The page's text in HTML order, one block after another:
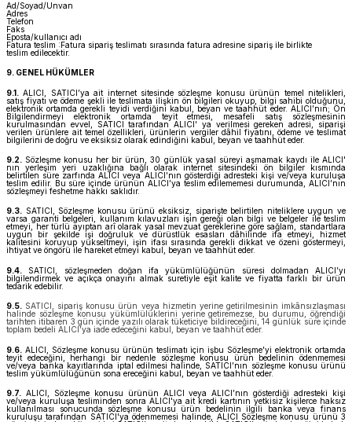
Ad/Soyad/Unvan
Adres
Telefon
Faks
Eposta/kullanıcı adı
Fatura teslim :Fatura sipariş teslimatı sırasında fatura adresine sipariş ile birlikte
teslim edilecektir.
9. GENEL HÜKÜMLER
9.1. ALICI, SATICI’ya ait internet sitesinde sözleşme konusu ürünün temel nitelikleri,
satış fiyatı ve ödeme şekli ile teslimata ilişkin ön bilgileri okuyup, bilgi sahibi olduğunu,
elektronik ortamda gerekli teyidi verdiğini kabul, beyan ve taahhüt eder. ALICI’nın; Ön
Bilgilendirmeyi elektronik ortamda teyit etmesi, mesafeli satış sözleşmesinin
kurulmasından evvel, SATICI tarafından ALICI' ya verilmesi gereken adresi, siparişi
verilen ürünlere ait temel özellikleri, ürünlerin vergiler dâhil fiyatını, ödeme ve teslimat
bilgilerini de doğru ve eksiksiz olarak edindiğini kabul, beyan ve taahhüt eder.
9.2. Sözleşme konusu her bir ürün, 30 günlük yasal süreyi aşmamak kaydı ile ALICI'
nın yerleşim yeri uzaklığına bağlı olarak internet sitesindeki ön bilgiler kısmında
belirtilen süre zarfında ALICI veya ALICI’nın gösterdiği adresteki kişi ve/veya kuruluşa
teslim edilir. Bu süre içinde ürünün ALICI’ya teslim edilememesi durumunda, ALICI’nın
sözleşmeyi feshetme hakkı saklıdır.
9.3. SATICI, Sözleşme konusu ürünü eksiksiz, siparişte belirtilen niteliklere uygun ve
varsa garanti belgeleri, kullanım kılavuzları işin gereği olan bilgi ve belgeler ile teslim
etmeyi, her türlü ayıptan arî olarak yasal mevzuat gereklerine göre sağlam, standartlara
uygun bir şekilde işi doğruluk ve dürüstlük esasları dâhilinde ifa etmeyi, hizmet
kalitesini koruyup yükseltmeyi, işin ifası sırasında gerekli dikkat ve özeni göstermeyi,
ihtiyat ve öngörü ile hareket etmeyi kabul, beyan ve taahhüt eder.
9.4. SATICI, sözleşmeden doğan ifa yükümlülüğünün süresi dolmadan ALICI’yı
bilgilendirmek ve açıkça onayını almak suretiyle eşit kalite ve fiyatta farklı bir ürün
tedarik edebilir.
9.5. SATICI, sipariş konusu ürün veya hizmetin yerine getirilmesinin imkânsızlaşması
halinde sözleşme konusu yükümlülüklerini yerine getiremezse, bu durumu, öğrendiği
tarihten itibaren 3 gün içinde yazılı olarak tüketiciye bildireceğini, 14 günlük süre içinde
toplam bedeli ALICI’ya iade edeceğini kabul, beyan ve taahhüt eder.
9.6. ALICI, Sözleşme konusu ürünün teslimatı için işbu Sözleşme’yi elektronik ortamda
teyit edeceğini, herhangi bir nedenle sözleşme konusu ürün bedelinin ödenmemesi
ve/veya banka kayıtlarında iptal edilmesi halinde, SATICI’nın sözleşme konusu ürünü
teslim yükümlülüğünün sona ereceğini kabul, beyan ve taahhüt eder.
9.7. ALICI, Sözleşme konusu ürünün ALICI veya ALICI’nın gösterdiği adresteki kişi
ve/veya kuruluşa tesliminden sonra ALICI'ya ait kredi kartının yetkisiz kişilerce haksız
kullanılması sonucunda sözleşme konusu ürün bedelinin ilgili banka veya finans
kuruluşu tarafından SATICI'ya ödenmemesi halinde, ALICI Sözleşme konusu ürünü 3